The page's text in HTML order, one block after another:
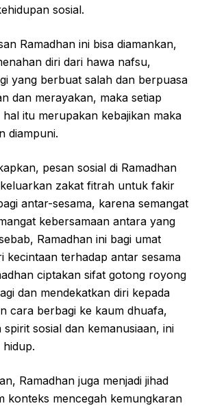
sosial.
Ramadhan ini bisa diamankan,
diri dari hawa nafsu,
yang berbuat salah dan berpuasa
dan merayakan, maka setiap
itu merupakan kebajikan maka
diampuni.
pesan sosial di Ramadhan
zakat fitrah untuk fakir
antar-sesama, karena semangat
kebersamaan antara yang
Ramadhan ini bagi umat
kecintaan terhadap antar sesama
ciptakan sifat gotong royong
dan mendekatkan diri kepada
cara berbagi ke kaum dhuafa,
sosial dan kemanusiaan, ini
hidup.
Ramadhan juga menjadi jihad
konteks mencegah kemungkaran